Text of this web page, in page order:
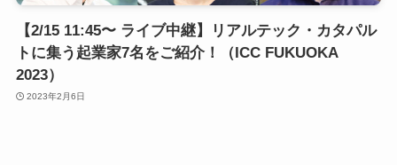
【2/15 11:45〜 ライブ中継】リアルテック・カタパル
トに集う起業家7名をご紹介！（ICC FUKUOKA
2023）
2023年2月6日